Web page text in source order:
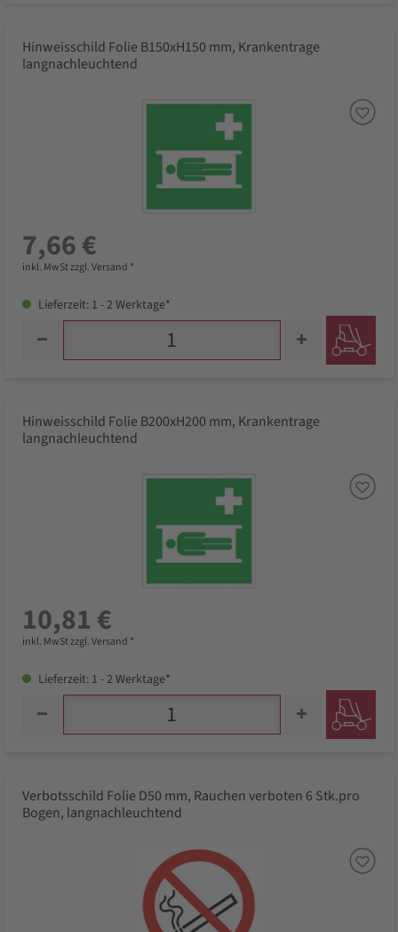
Hinweisschild Folie B150xH150 mm, Krankentrage
langnachleuchtend
7,66 €
inkl. MwSt zzgl. Versand *
Lieferzeit: 1 - 2 Werktage*
Hinweisschild Folie B200xH200 mm, Krankentrage
langnachleuchtend
10,81 €
inkl. MwSt zzgl. Versand *
Lieferzeit: 1 - 2 Werktage*
Verbotsschild Folie D50 mm, Rauchen verboten 6 Stk.pro
Bogen, langnachleuchtend